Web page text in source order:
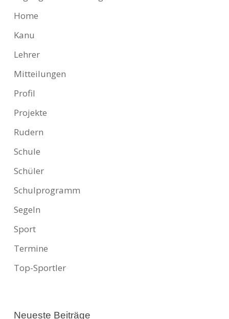
Home
Kanu
Lehrer
Mitteilungen
Profil
Projekte
Rudern
Schule
Schüler
Schulprogramm
Segeln
Sport
Termine
Top-Sportler
Neueste Beiträge